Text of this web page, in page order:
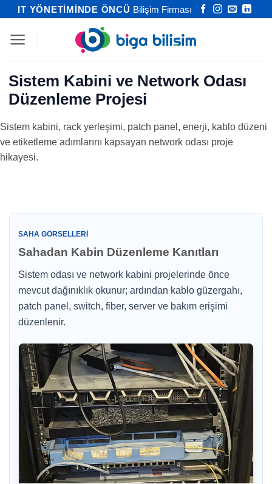
İçeriğeIT YÖNETİMİNDE ÖNCÜ Bilişim Firması
Sistem Kabini ve Network Odası
Düzenleme Projesi
Sistem kabini, rack yerleşimi, patch panel, enerji, kablo düzeni
ve etiketleme adımlarını kapsayan network odası proje
hikayesi.
SAHA GÖRSELLERI
Sahadan Kabin Düzenleme Kanıtları
Sistem odası ve network kabini projelerinde önce
mevcut dağınıklık okunur; ardından kablo güzergahı,
patch panel, switch, fiber, server ve bakım erişimi
düzenlenir.